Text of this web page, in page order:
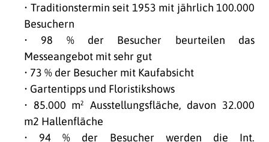
• Traditionstermin seit 1953 mit jährlich 100.000
Besuchern
• 98 % der Besucher beurteilen das
Messeangebot mit sehr gut
• 73 % der Besucher mit Kaufabsicht
• Gartentipps und Floristikshows
• 85.000 m² Ausstellungsfläche, davon 32.000
m2 Hallenfläche
• 94 % der Besucher werden die Int.